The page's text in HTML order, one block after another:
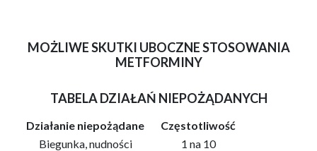
MOŻLIWE SKUTKI UBOCZNE STOSOWANIA
METFORMINY
TABELA DZIAŁAŃ NIEPOŻĄDANYCH
Działanie niepożądane
Częstotliwość
Biegunka, nudności
1 na 10